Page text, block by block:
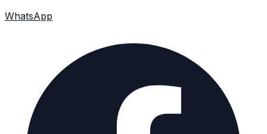
WhatsApp